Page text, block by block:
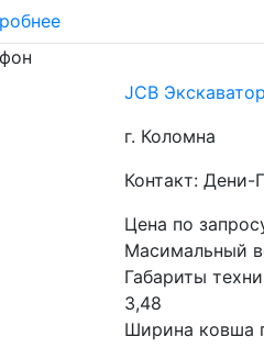
JCB
г. Коломна
Контакт: Дени-
Цена по
Масимальный
Габариты
3,48
Ширина ковша